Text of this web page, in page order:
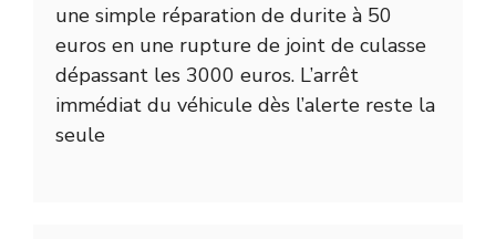
une simple réparation de durite à 50
euros en une rupture de joint de culasse
dépassant les 3000 euros. L’arrêt
immédiat du véhicule dès l’alerte reste la
seule